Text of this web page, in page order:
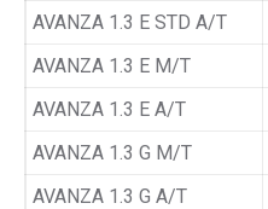
AVANZA 1.3 E STD A/T
AVANZA 1.3 E M/T
AVANZA 1.3 E A/T
AVANZA 1.3 G M/T
AVANZA 1.3 G A/T